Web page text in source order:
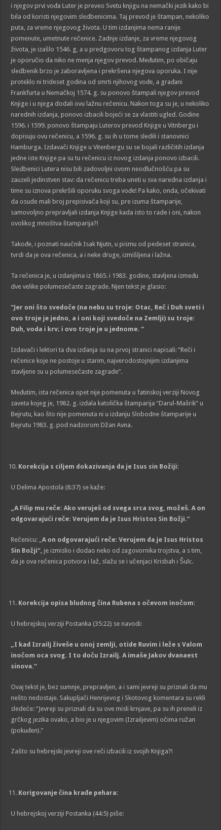
i njegov prvi vođa Luter je preveo Svetu knjigu na nemački jezik kako bi
bila od koristi njegovim sledbenicima. Taj prevod je štampan, nekoliko
puta, za vreme njegovog života. U tim izdanjima nema ranije
pomenute, umetnute rečenice. Zadnje izdanje, za vreme njegovog
života, je izašlo 1546. g, a u predgovoru tog štampanog izdanja Luter
je oporučio da niko ne menja njegov prevod. Međutim, po običaju
sledbenik brzo je zaboravljena i prekršena njegova oporuka. I nije
proteklo ni trideset godina od smrti njihovog vođe, a građani
Frankfurta u Nemačkoj 1574. g. su ponovo štampali njegov prevod
Knjige i u njega dodali ovu lažnu rečenicu. Nakon toga su je, u nekoliko
narednih izdanja, ponovo izbacili bojeći se za vlastiti ugled. Godine
1596. i 1599. ponovo štampaju Luterov prevod Knjige u Vitnbergu i
dopisuju ovu rečenicu, a 1596. g. su ih u tome sledili i stanovnici
Hamburga. Izdavači Knjige u Vitenbergu su se bojali različitih izdanja
jedne iste Knjige pa su tu rečenicu iz novog izdanja ponovo izbacili.
Sledbenici Lutera nisu bili zadovoljni ovom neodlučnošću pa su
zauzeli jedinstven stav: da rečenicu treba uneti u sva naredna izdanja i
time su iznova prekršili oporuku svoga vođe! Pa kako, onda, očekivati
da osude mali broj prepisivača koji su, pre izuma štamparije,
samovoljno prepravljali izdanja Knjige kada isto to rade i oni, nakon
ovolikog mnoštva štamparija?!
Takođe, i poznati naučnik Isak Njutn, u pismu od pedeset stranica,
tvrdi da je ova rečenica, a i neke druge, izmišljena i lažna.
Ta rečenica je, u izdanjima iz 1865. i 1983. godine, stavljena između
dve velike polumesečaste zagrade. Njen tekst je glasio:
“Jer oni što svedoče (na nebu su troje: Otac, Reč i Duh sveti i
ovo troje je jedno, a i oni koji svedoče na Zemlji) su troje:
Duh, voda i krv; i ovo troje je u jednome. “
Izdavači i lektori ta dva izdanja su na prvoj stranici napisali: “Reči i
rečenice koje ne postoje u starim, najverodostojnijim izdanjima
stavljene su u polumesečaste zagrade”.
Međutim, ista rečenica opet nije pomenuta u fatinskoj verziji Novog
zaveta kojeg je, 1982. g. izdala katolička štamparija “Darul-Mašrik” u
Bejrutu, kao što nije pomenuta ni u izdanju Slobodne štamparije u
Bejrutu 1983. g. pod nadzorom Džan Avna.
Korekcija s ciljem dokazivanja da je Isus sin Božiji:
U Delima Apostola (8:37) se kaže:
„A Filip mu reče: Ako veruješ od svega srca svog, možeš. A on
odgovarajući reče: Verujem da je Isus Hristos Sin Božji.“
Rečenicu: „A on odgovarajući reče: Verujem da je Isus Hristos
Sin Božji“, je izmislio i dodao neko od zagovornika trojstva, a s tim,
da je ova rečenica potvora i laž, slažu se i učenjaci Krisbah i Šulc.
Korekcija opisa bludnog čina Rubena s očevom inočom:
U hebrejskoj verziji Postanka (35:22) se navodi:
„I kad Izrailj živeše u onoj zemlji, otide Ruvim i leže s Valom
inočom oca svog. I to doču Izrailj. A imaše Jakov dvanaest
sinova.“
Ovaj tekst je, bez sumnje, prepravljen, a i sami jevreji su priznali da mu
nešto nedostaje. Sakupljači Henrijevog i Skotovog komentara su rekli
sledeće: “Jevreji su priznali da su ove misli krnjave, pa su ih preneli iz
grčkog jezika ovako, a bio je u njegovim (Izrailjevim) očima ružan
(pokuđen).”
Zašto su hebrejski jevreji ove reči izbacili iz svojih Knjiga?!
Korigovanje čina krađe pehara:
U hebrejskoj verziji Postanka (44:5) piše: